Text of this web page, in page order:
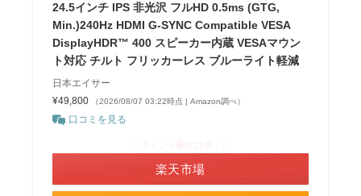
24.5インチ IPS 非光沢 フルHD 0.5ms (GTG,
Min.)240Hz HDMI G-SYNC Compatible VESA
DisplayHDR™ 400 スピーカー内蔵 VESAマウン
ト対応 チルト フリッカーレス ブルーライト軽減
日本エイサー
¥49,800
（2026/08/07 03:22時点 | Amazon調べ）
口コミを見る
楽天市場